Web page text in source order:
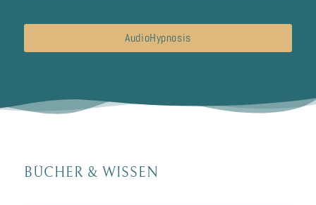
AudioHypnosis
BÜCHER & WISSEN